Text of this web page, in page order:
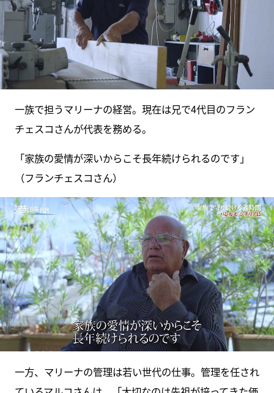
一族で担うマリーナの経営。現在は兄で4代目のフラン
チェスコさんが代表を務める。
「家族の愛情が深いからこそ長年続けられるのです」
（フランチェスコさん）
一方、マリーナの管理は若い世代の仕事。管理を任され